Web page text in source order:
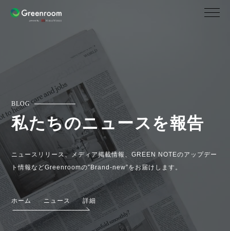
BLOG
私たちのニュースを報告
ニュースリリース、メディア掲載情報、GREEN NOTEのアップデー
ト情報などGreenroomの”Brand-new”をお届けします。
ホーム ニュース 詳細